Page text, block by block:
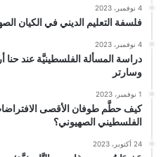
4 نوفمبر، 2023
فلسفة التعليم الديني في الكيان
4 نوفمبر، 2023
دراسة المسألة الفلسطينيَّة عند حنا
وسارتر
1 نوفمبر، 2023
كيف حطَّم طوفان الأقصى
الفلسطيني الصهيوني؟
24 أكتوبر، 2023